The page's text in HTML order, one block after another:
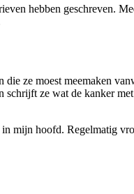
hebben geschreven.
ze moest meemaken
ze wat de kanker
mijn hoofd. Regelmatig